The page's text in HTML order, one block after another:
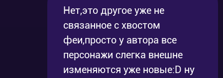
Нет,это другое уже не
связанное с хвостом
феи,просто у автора все
персонажи слегка внешне
изменяются уже новые:D ну